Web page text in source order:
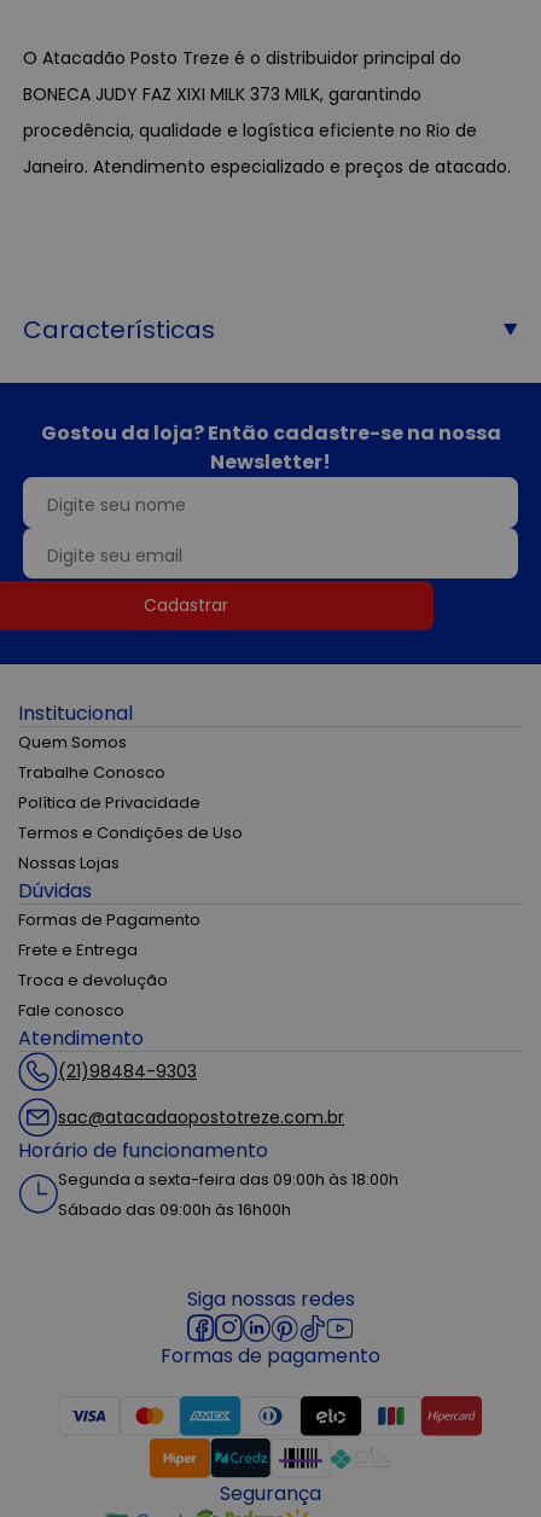
O Atacadão Posto Treze é o distribuidor principal do
BONECA JUDY FAZ XIXI MILK 373 MILK, garantindo
procedência, qualidade e logística eficiente no Rio de
Janeiro. Atendimento especializado e preços de atacado.
Características
Gostou da loja? Então cadastre-se na nossa
Newsletter!
Cadastrar
Institucional
Quem Somos
Trabalhe Conosco
Política de Privacidade
Termos e Condições de Uso
Nossas Lojas
Dúvidas
Formas de Pagamento
Frete e Entrega
Troca e devolução
Fale conosco
Atendimento
(21)98484-9303
sac@atacadaopostotreze.com.br
Horário de funcionamento
Segunda a sexta-feira das 09:00h às 18:00h
Sábado das 09:00h às 16h00h
Siga nossas redes
Formas de pagamento
Segurança